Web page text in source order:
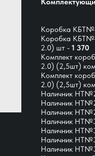
Коробка
Коробка
2.0) шт - 1 370
Комплект
2.0) (2,5шт)
Комплект
2.0) (2,5шт)
Наличник
Наличник
Наличник
Наличник
Наличник
Наличник
Наличник